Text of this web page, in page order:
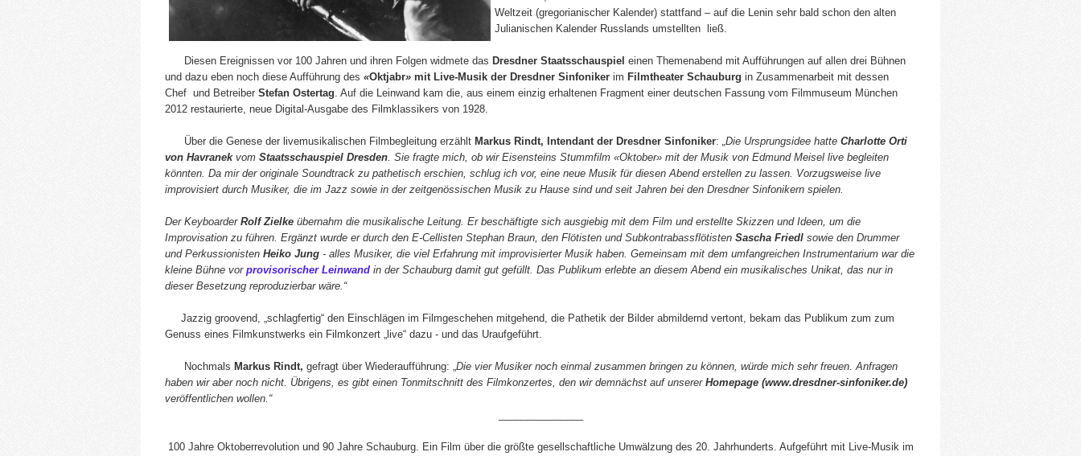
Weltzeit (gregorianischer Kalender) stattfand – auf die Lenin sehr bald schon den alten
Julianischen Kalender Russlands umstellten ließ.
Diesen Ereignissen vor 100 Jahren und ihren Folgen widmete das Dresdner Staatsschauspiel einen Themenabend mit Aufführungen auf allen drei Bühnen
und dazu eben noch diese Aufführung des «Oktjabr» mit Live-Musik der Dresdner Sinfoniker im Filmtheater Schauburg in Zusammenarbeit mit dessen
Chef und Betreiber Stefan Ostertag. Auf die Leinwand kam die, aus einem einzig erhaltenen Fragment einer deutschen Fassung vom Filmmuseum München
2012 restaurierte, neue Digital-Ausgabe des Filmklassikers von 1928.
Über die Genese der livemusikalischen Filmbegleitung erzählt Markus Rindt, Intendant der Dresdner Sinfoniker: „Die Ursprungsidee hatte Charlotte Orti
von Havranekvom Staatsschauspiel Dresden. Sie fragte mich, ob wir Eisensteins Stummfilm «Oktober» mit der Musik von Edmund Meisel live begleiten
könnten. Da mir der originale Soundtrack zu pathetisch erschien, schlug ich vor, eine neue Musik für diesen Abend erstellen zu lassen. Vorzugsweise live
improvisiert durch Musiker, die im Jazz sowie in der zeitgenössischen Musik zu Hause sind und seit Jahren bei den Dresdner Sinfonikern spielen.
Der Keyboarder Rolf Zielke übernahm die musikalische Leitung. Er beschäftigte sich ausgiebig mit dem Film und erstellte Skizzen und Ideen, um die
Improvisation zu führen. Ergänzt wurde er durch den E-Cellisten Stephan Braun, den Flötisten und Subkontrabassflötisten Sascha Friedl sowie den Drummer
und Perkussionisten Heiko Jung - alles Musiker, die viel Erfahrung mit improvisierter Musik haben. Gemeinsam mit dem umfangreichen Instrumentarium war die
kleine Bühne vor provisorischer Leinwand in der Schauburg damit gut gefüllt. Das Publikum erlebte an diesem Abend ein musikalisches Unikat, das nur in
dieser Besetzung reproduzierbar wäre.“
Jazzig groovend, „schlagfertig“ den Einschlägen im Filmgeschehen mitgehend, die Pathetik der Bilder abmildernd vertont, bekam das Publikum zum zum
Genuss eines Filmkunstwerks ein Filmkonzert „live“ dazu - und das Uraufgeführt.
Nochmals Markus Rindt, gefragt über Wiederaufführung: „Die vier Musiker noch einmal zusammen bringen zu können, würde mich sehr freuen. Anfragen
haben wir aber noch nicht. Übrigens, es gibt einen Tonmitschnitt des Filmkonzertes, den wir demnächst auf unserer Homepage (www.dresdner-sinfoniker.de)
veröffentlichen wollen.“
100 Jahre Oktoberrevolution und 90 Jahre Schauburg. Ein Film über die größte gesellschaftliche Umwälzung des 20. Jahrhunderts. Aufgeführt mit Live-Musik im